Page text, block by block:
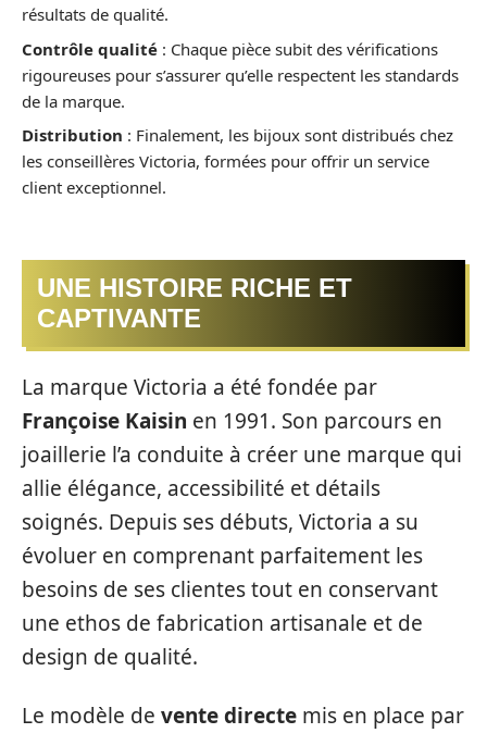
résultats de qualité.
Contrôle qualité : Chaque pièce subit des vérifications
rigoureuses pour s’assurer qu’elle respectent les standards
de la marque.
Distribution : Finalement, les bijoux sont distribués chez
les conseillères Victoria, formées pour offrir un service
client exceptionnel.
UNE HISTOIRE RICHE ET
CAPTIVANTE
La marque Victoria a été fondée par
Françoise Kaisin en 1991. Son parcours en
joaillerie l’a conduite à créer une marque qui
allie élégance, accessibilité et détails
soignés. Depuis ses débuts, Victoria a su
évoluer en comprenant parfaitement les
besoins de ses clientes tout en conservant
une ethos de fabrication artisanale et de
design de qualité.
Le modèle de vente directe mis en place par